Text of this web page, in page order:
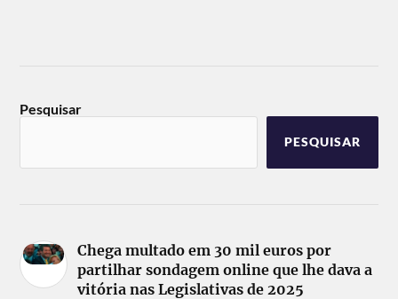
Pesquisar
PESQUISAR
Chega multado em 30 mil euros por
partilhar sondagem online que lhe dava a
vitória nas Legislativas de 2025